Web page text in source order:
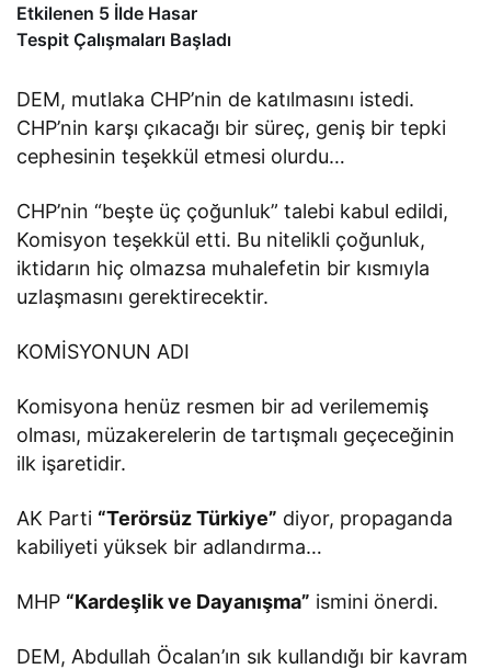
Etkilenen 5 İlde Hasar
Tespit Çalışmaları Başladı
DEM, mutlaka CHP’nin de katılmasını istedi.
CHP’nin karşı çıkacağı bir süreç, geniş bir tepki
cephesinin teşekkül etmesi olurdu…
CHP’nin “beşte üç çoğunluk” talebi kabul edildi,
Komisyon teşekkül etti. Bu nitelikli çoğunluk,
iktidarın hiç olmazsa muhalefetin bir kısmıyla
uzlaşmasını gerektirecektir.
KOMİSYONUN ADI
Komisyona henüz resmen bir ad verilememiş
olması, müzakerelerin de tartışmalı geçeceğinin
ilk işaretidir.
AK Parti “Terörsüz Türkiye” diyor, propaganda
kabiliyeti yüksek bir adlandırma…
MHP “Kardeşlik ve Dayanışma” ismini önerdi.
DEM, Abdullah Öcalan’ın sık kullandığı bir kavram